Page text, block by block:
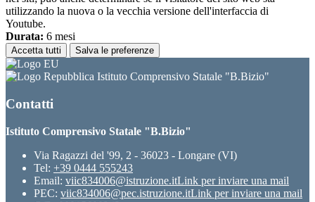
utilizzando la nuova o la vecchia versione dell'interfaccia di
Youtube.
Durata: 6 mesi
Accetta tutti Salva le preferenze
Istituto Comprensivo Statale "B.Bizio"
Contatti
Istituto Comprensivo Statale "B.Bizio"
Via Ragazzi del '99, 2 - 36023 - Longare (VI)
Tel: +39 0444 555243
Email: viic834006@istruzione.itLink per inviare una mail
PEC: viic834006@pec.istruzione.itLink per inviare una mail